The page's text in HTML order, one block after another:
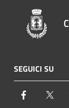
SEGUICI SU
Facebook